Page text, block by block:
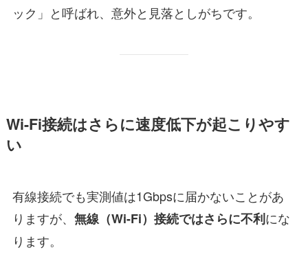
ック」と呼ばれ、意外と見落としがちです。
Wi-Fi接続はさらに速度低下が起こりやす
い
有線接続でも実測値は1Gbpsに届かないことがあ
りますが、 無線（Wi-Fi）接続ではさらに不利にな
ります。